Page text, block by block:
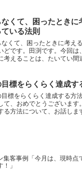
くて、困ったときに
いる法則
くて、困ったときに考え
どです。田渕です。今回は
考えることは、たいてい間
標をらくらく達成す
標をらくらく達成する方
て、おめでとうございます
る方法について、お話しま
集客事例「今月は、現時点
」